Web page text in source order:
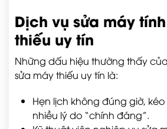
Dịch vụ sửa máy
thiếu uy tín
Những dấu hiệu thường thấy
sửa máy thiếu uy tín là:
Hẹn lịch không đúng giờ,
nhiều lý do “chính đáng”.